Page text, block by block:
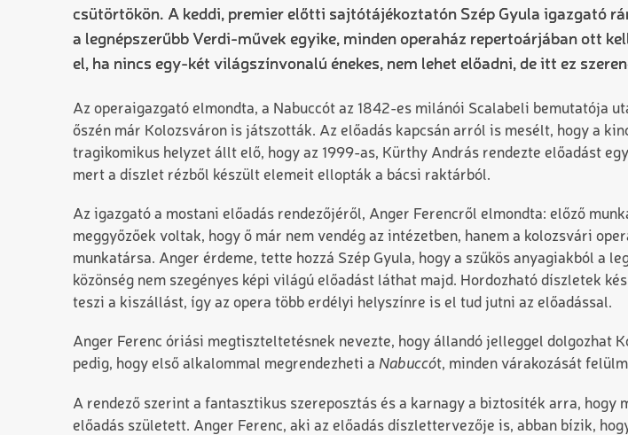
csütörtökön. A keddi, premier előtti sajtótájékoztatón Szép Gyula igazgató
a legnépszerűbb Verdi-művek egyike, minden operaház repertoárjában ott
el, ha nincs egy-két világszínvonalú énekes, nem lehet előadni, de itt ez
Az operaigazgató elmondta, a Nabuccót az 1842-es milánói Scalabeli bemutatója
őszén már Kolozsváron is játszották. Az előadás kapcsán arról is mesélt, hogy a
tragikomikus helyzet állt elő, hogy az 1999-as, Kürthy András rendezte előadást
mert a díszlet rézből készült elemeit ellopták a bácsi raktárból.
Az igazgató a mostani előadás rendezőjéről, Anger Ferencről elmondta: előző
meggyőzőek voltak, hogy ő már nem vendég az intézetben, hanem a kolozsvári
munkatársa. Anger érdeme, tette hozzá Szép Gyula, hogy a szűkös anyagiakból a
közönség nem szegényes képi világú előadást láthat majd. Hordozható díszletek
teszi a kiszállást, így az opera több erdélyi helyszínre is el tud jutni az előadással.
Anger Ferenc óriási megtiszteltetésnek nevezte, hogy állandó jelleggel dolgozhat
pedig, hogy első alkalommal megrendezheti a Nabuccót, minden várakozását
A rendező szerint a fantasztikus szereposztás és a karnagy a biztosíték arra, hogy
előadás született. Anger Ferenc, aki az előadás díszlettervezője is, abban bízik,